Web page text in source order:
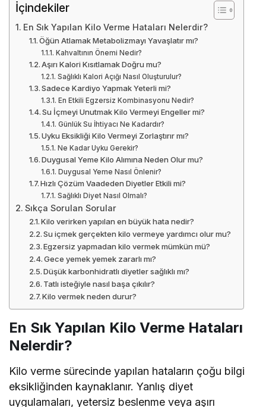
İçindekiler
En Sık Yapılan Kilo Verme Hataları Nelerdir?
Öğün Atlamak Metabolizmayı Yavaşlatır mı?
Kahvaltının Önemi Nedir?
Aşırı Kalori Kısıtlamak Doğru mu?
Sağlıklı Kalori Açığı Nasıl Oluşturulur?
Sadece Kardiyo Yapmak Yeterli mi?
En Etkili Egzersiz Kombinasyonu Nedir?
Su İçmeyi Unutmak Kilo Vermeyi Engeller mi?
Günlük Su İhtiyacı Ne Kadardır?
Uyku Eksikliği Kilo Vermeyi Zorlaştırır mı?
Ne Kadar Uyku Gerekir?
Duygusal Yeme Kilo Alımına Neden Olur mu?
Duygusal Yeme Nasıl Önlenir?
Hızlı Çözüm Vaadeden Diyetler Etkili mi?
Sağlıklı Diyet Nasıl Olmalı?
Sıkça Sorulan Sorular
Kilo verirken yapılan en büyük hata nedir?
Su içmek gerçekten kilo vermeye yardımcı olur mu?
Egzersiz yapmadan kilo vermek mümkün mü?
Gece yemek yemek zararlı mı?
Düşük karbonhidratlı diyetler sağlıklı mı?
Tatlı isteğiyle nasıl başa çıkılır?
Kilo vermek neden durur?
En Sık Yapılan Kilo Verme Hataları
Nelerdir?
Kilo verme sürecinde yapılan hataların çoğu bilgi
eksikliğinden kaynaklanır. Yanlış diyet
uygulamaları, yetersiz beslenme veya aşırı